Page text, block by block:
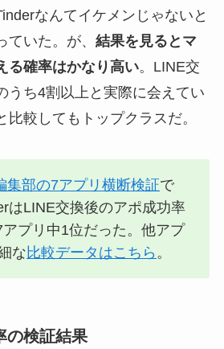
なんてイケメンじゃないと
いた。が、 結果を見るとマ
る確率はかなり高い。LINE交
うち4割以上と実際に会えてい
比較してもトップクラスだ。
集部の7アプリ横断検証で
はLINE交換後のアポ成功率
プリ中1位だった。他アプ
な 比較データはこちら 。
の検証結果